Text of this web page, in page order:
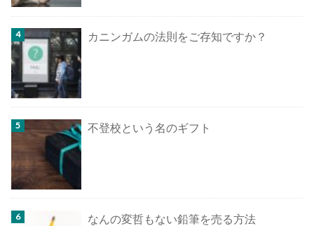
カニンガムの法則をご存知ですか？
不登校という名のギフト
なんの変哲もない鉛筆を売る方法